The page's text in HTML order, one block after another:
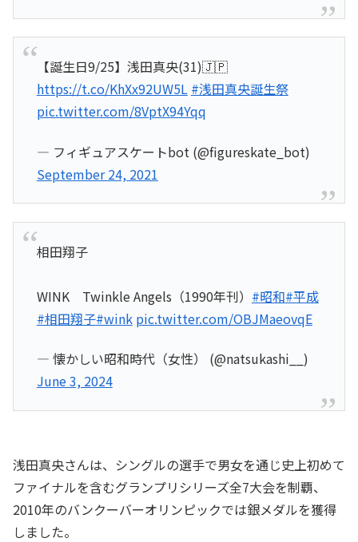
【誕生日9/25】浅田真央(31)🇯🇵
https://t.co/KhXx92UW5L #浅田真央誕生祭
pic.twitter.com/8VptX94Yqq
— フィギュアスケートbot (@figureskate_bot)
September 24, 2021
相田翔子
WINK Twinkle Angels（1990年刊） #昭和#平成
#相田翔子#wink pic.twitter.com/OBJMaeovqE
— 懐かしい昭和時代（女性） (@natsukashi__)
June 3, 2024
浅田真央さんは、シングルの選手で男女を通じ史上初めて
ファイナルを含むグランプリシリーズ全7大会を制覇、
2010年のバンクーバーオリンピックでは銀メダルを獲得
しました。